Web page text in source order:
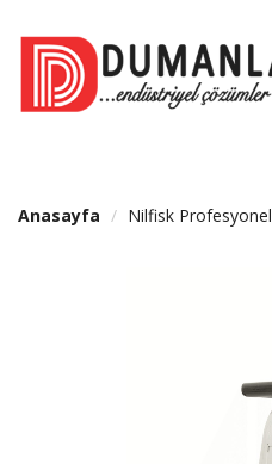
Anasayfa Nilfisk Profesyonel